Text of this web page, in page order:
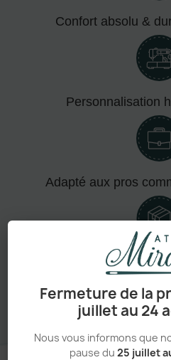
Fermeture de la
juillet au 24
Nous vous informons que
pause du 25 juillet
Confort absolu &
Personnalisation
Adapté aux pros
Sans minimum